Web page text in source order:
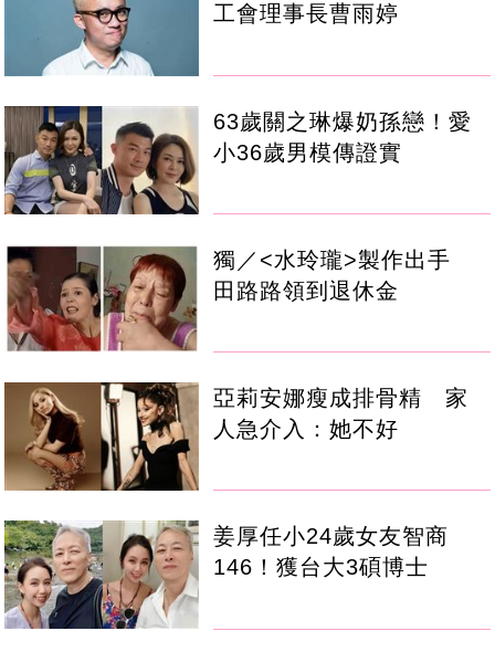
工會理事長曹雨婷
63歲關之琳爆奶孫戀！愛
小36歲男模傳證實
獨／<水玲瓏>製作出手
田路路領到退休金
亞莉安娜瘦成排骨精 家
人急介入：她不好
姜厚任小24歲女友智商
146！獲台大3碩博士